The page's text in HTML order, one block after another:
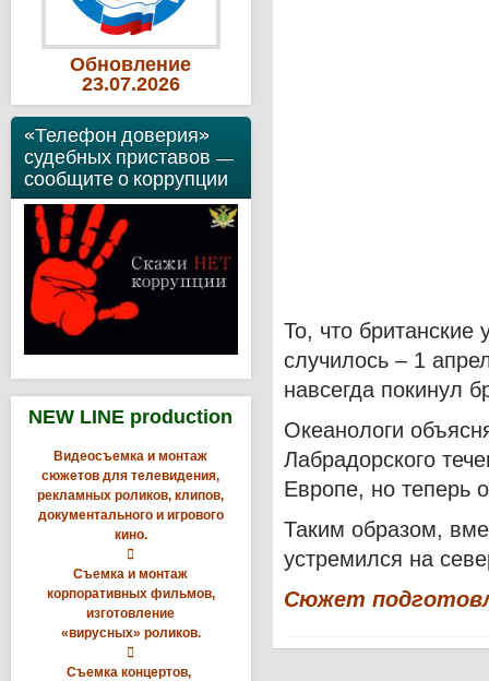
Обновление
23.07.2026
«Телефон доверия»
судебных приставов —
сообщите о коррупции
NEW LINE production
Видеосъемка и монтаж
сюжетов для телевидения,
рекламных роликов, клипов,
документального и игрового
кино.

Съемка и монтаж
корпоративных фильмов,
изготовление
«вирусных» роликов.

Съемка концертов,
То, что
случилось – 1
навсегда покинул
Океанологи
Лабрадорского
Европе, но теперь
Таким образом,
устремился на
Сюжет